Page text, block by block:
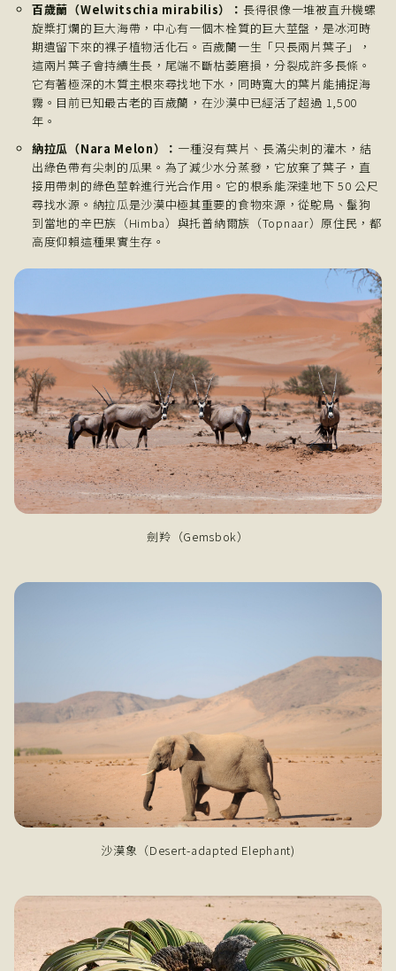
百歲蘭（Welwitschia mirabilis）： 長得很像一堆被直升機螺
旋槳打爛的巨大海帶，中心有一個木栓質的巨大莖盤，是冰河時
期遺留下來的裸子植物活化石。百歲蘭一生「只長兩片葉子」，
這兩片葉子會持續生長，尾端不斷枯萎磨損，分裂成許多長條。
它有著極深的木質主根來尋找地下水，同時寬大的葉片能捕捉海
霧。目前已知最古老的百歲蘭，在沙漠中已經活了超過 1,500
年。
納拉瓜（Nara Melon）： 一種沒有葉片、長滿尖刺的灌木，結
出綠色帶有尖刺的瓜果。為了減少水分蒸發，它放棄了葉子，直
接用帶刺的綠色莖幹進行光合作用。它的根系能深達地下 50 公尺
尋找水源。納拉瓜是沙漠中極其重要的食物來源，從鴕鳥、鬣狗
到當地的辛巴族（Himba）與托普納爾族（Topnaar）原住民，都
高度仰賴這種果實生存。
劍羚（Gemsbok）
沙漠象（Desert-adapted Elephant)